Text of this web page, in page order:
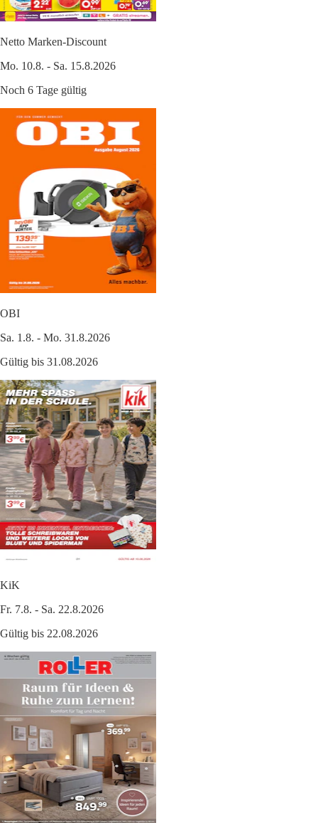
Netto Marken-Discount
Mo. 10.8. - Sa. 15.8.2026
Noch 6 Tage gültig
OBI
Sa. 1.8. - Mo. 31.8.2026
Gültig bis 31.08.2026
KiK
Fr. 7.8. - Sa. 22.8.2026
Gültig bis 22.08.2026